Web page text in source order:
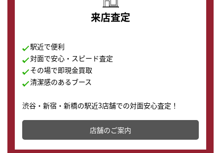
来店査定
駅近で便利
対面で安心・スピード査定
その場で即現金買取
清潔感のあるブース
渋谷・新宿・新橋の駅近3店舗での対面安心査定！
その場で現金買取致します。渋谷本店では、時計販売の
店舗を併設しており、下取りに出してお得に新しい時計
の購入もできます♪
店舗のご案内